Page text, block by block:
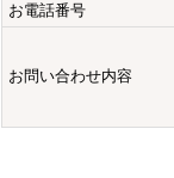
お電話番号
お問い合わせ内容